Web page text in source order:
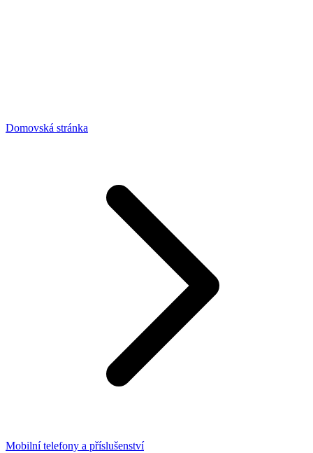
Domovská stránka
Mobilní telefony a příslušenství